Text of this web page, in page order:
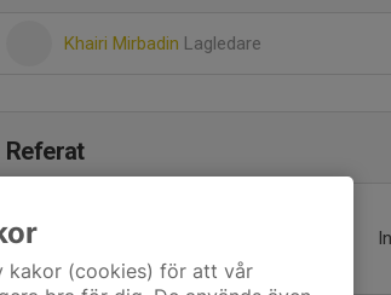
Khairi Mirbadin Lagledare
Referat
kakor (cookies) för att vår